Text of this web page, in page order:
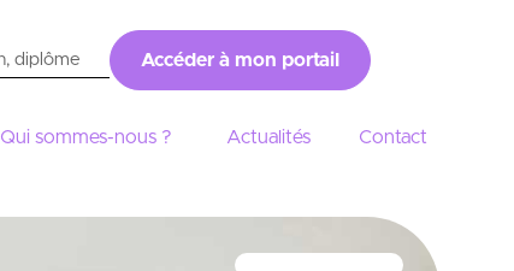
Accéder à mon portail
Qui sommes-nous ? Actualités Contact